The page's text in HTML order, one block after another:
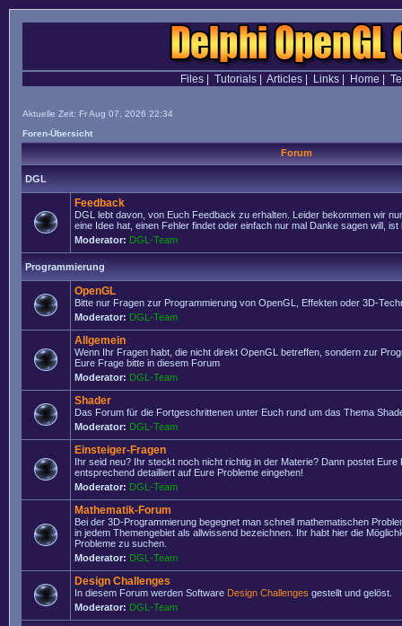
Files| Tutorials| Articles| Links| Home
Aktuelle Zeit: Fr Aug 07, 2026 22:34
Foren-Übersicht
Forum
DGL
Feedback
DGL lebt davon, von Euch Feedback zu erhalten. Leider bekommen wir
eine Idee hat, einen Fehler findet oder einfach nur mal Danke sagen will, ist
Moderator: DGL-Team
Programmierung
OpenGL
Bitte nur Fragen zur Programmierung von OpenGL, Effekten oder 3D-
Moderator: DGL-Team
Allgemein
Wenn Ihr Fragen habt, die nicht direkt OpenGL betreffen, sondern zur
Eure Frage bitte in diesem Forum
Moderator: DGL-Team
Shader
Das Forum für die Fortgeschrittenen unter Euch rund um das Thema
Moderator: DGL-Team
Einsteiger-Fragen
Ihr seid neu? Ihr steckt noch nicht richtig in der Materie? Dann postet Eure
entsprechend detailliert auf Eure Probleme eingehen!
Moderator: DGL-Team
Mathematik-Forum
Bei der 3D-Programmierung begegnet man schnell mathematischen
in jedem Themengebiet als allwissend bezeichnen. Ihr habt hier die
Probleme zu suchen.
Moderator: DGL-Team
Design Challenges
In diesem Forum werden Software Design Challenges gestellt und gelöst.
Moderator: DGL-Team